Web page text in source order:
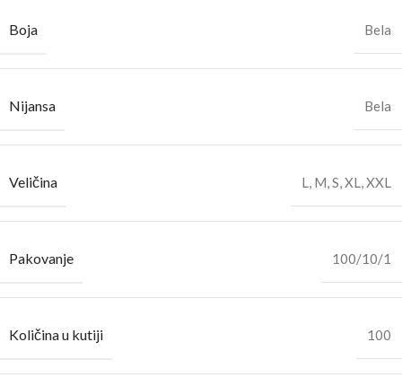
Boja Bela
Nijansa Bela
Veličina L, M,S,XL,XXL
Pakovanje 100/10/1
Količina u kutiji 100